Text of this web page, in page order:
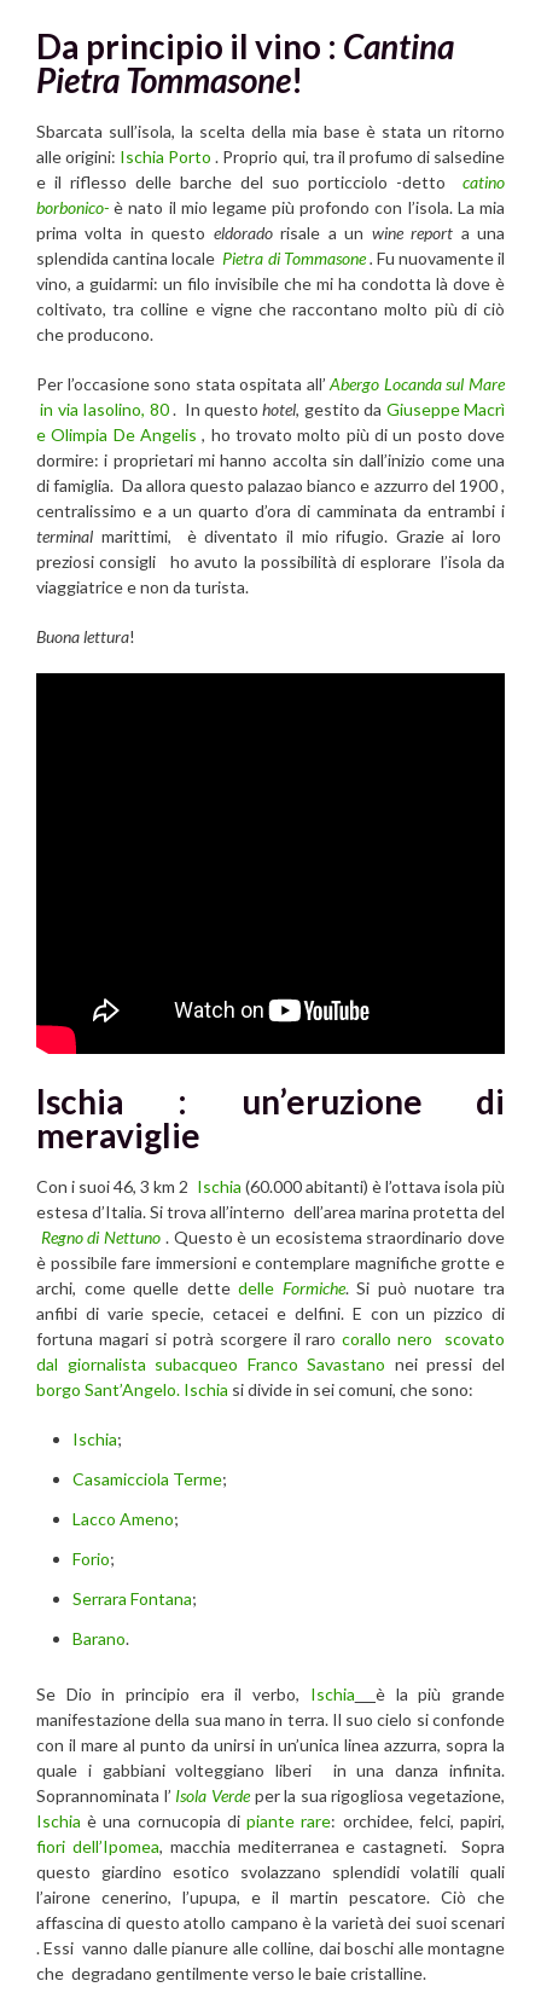
Da principio il vino : Cantina
Pietra Tommasone!
Sbarcata sull’isola, la scelta della mia base è stata un ritorno
alle origini: Ischia Porto . Proprio qui, tra il profumo di salsedine
e il riflesso delle barche del suo porticciolo -detto catino
borbonico- è nato il mio legame più profondo con l’isola. La mia
prima volta in questo eldoradorisale a un wine report a una
splendida cantina locale Pietra di Tommasone. Fu nuovamente il
vino, a guidarmi: un filo invisibile che mi ha condotta là dove è
coltivato, tra colline e vigne che raccontano molto più di ciò
che producono.
Per l’occasione sono stata ospitata all’Abergo Locanda sul Mare
in via Iasolino, 80. In questohotel, gestito da Giuseppe Macrì
e Olimpia De Angelis, ho trovato molto più di un posto dove
dormire: i proprietari mi hanno accolta sin dall’inizio come una
di famiglia. Da allora questo palazao bianco e azzurro del 1900 ,
centralissimo e a un quarto d’ora di camminata da entrambi i
terminal marittimi, è diventato il mio rifugio. Grazie ai loro
preziosi consigli ho avuto la possibilità di esplorare l’isola da
viaggiatrice e non da turista.
Buona lettura!
Ischia : un’eruzione di
meraviglie
Con i suoi 46, 3 km 2 Ischia (60.000 abitanti) è l’ottava isola più
estesa d’Italia. Si trova all’interno dell’area marina protetta del
Regno di Nettuno . Questo è un ecosistema straordinario dove
è possibile fare immersioni e contemplare magnifiche grotte e
archi, come quelle dettedelle Formiche. Si può nuotare tra
anfibi di varie specie, cetacei e delfini. E con un pizzico di
fortuna magari si potrà scorgere il rarocorallo nero scovato
dal giornalista subacqueo Franco Savastano nei pressi del
borgo Sant’Angelo. Ischia si divide in sei comuni, che sono:
Ischia;
Casamicciola Terme;
Lacco Ameno;
Forio;
Serrara Fontana;
Barano.
Se Dio in principio era il verbo, Ischia
è la più grande
manifestazione della sua mano in terra. Il suo cielo si confonde
con il mare al punto da unirsi in un’unica linea azzurra, sopra la
quale i gabbiani volteggiano liberi in una danza infinita.
Soprannominata l’ Isola Verde per la sua rigogliosa vegetazione,
Ischia è una cornucopia dipiante rare: orchidee, felci, papiri,
fiori dell’Ipomea, macchia mediterranea e castagneti. Sopra
questo giardino esotico svolazzano splendidi volatili quali
l’airone cenerino, l’upupa, e il martin pescatore. Ciò che
affascina di questo atollo campano è la varietà dei suoi scenari
. Essi vanno dalle pianure alle colline, dai boschi alle montagne
che degradano gentilmente verso le baie cristalline.